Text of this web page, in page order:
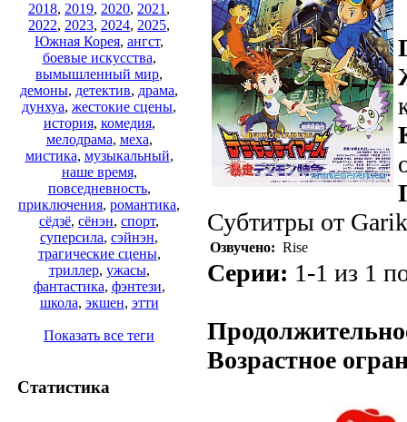
2018, 2019, 2020, 2021 ,
2022, 2023, 2024, 2025,
Южная Корея, ангст,
боевые искусства,
вымышленный мир,
демоны, детектив, драма,
дунхуа, жестокие сцены,
история, комедия,
мелодрама, меха,
мистика, музыкальный,
наше время,
повседневность,
приключения, романтика,
сёдзё, сёнэн, спорт,
суперсила, сэйнэн,
трагические сцены,
триллер, ужасы,
фантастика, фэнтези,
школа, экшен, этти
Показать все теги
Статистика
Субтитры от
Озвучено: Rise
Серии: 1-1 из 1
Возрастное